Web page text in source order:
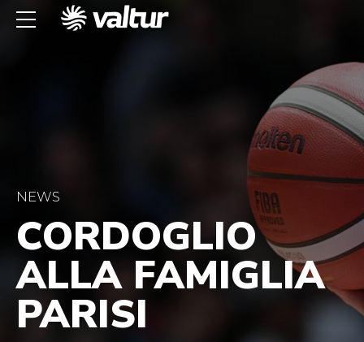
NEWS
CORDOGLIO
ALLA FAMIGLIA
PARISI